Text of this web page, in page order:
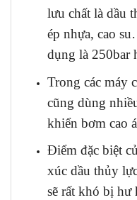
lưu chất là dầu
ép nhựa, cao
dụng là 250bar
Trong các máy
cũng dùng
khiển bơm cao
Điểm đặc biệt
xúc dầu thủy
sẽ rất khó bị